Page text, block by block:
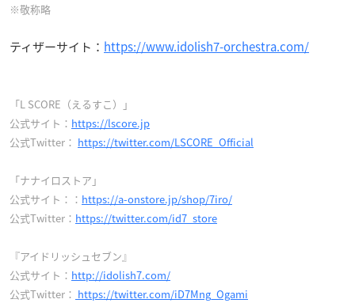
※敬称略
ティザーサイト： https://www.idolish7-orchestra.com/
「L SCORE（えるすこ）」
公式サイト： https://lscore.jp
公式Twitter： https://twitter.com/LSCORE_Official
「ナナイロストア」
公式サイト：： https://a-onstore.jp/shop/7iro/
公式Twitter： https://twitter.com/id7_store
『アイドリッシュセブン』
公式サイト： http://idolish7.com/
公式Twitter： https://twitter.com/iD7Mng_Ogami